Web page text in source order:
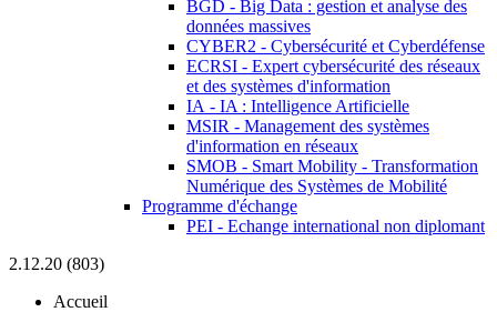
BGD - Big Data : gestion et analyse des
données massives
CYBER2 - Cybersécurité et Cyberdéfense
ECRSI - Expert cybersécurité des réseaux
et des systèmes d'information
IA - IA : Intelligence Artificielle
MSIR - Management des systèmes
d'information en réseaux
SMOB - Smart Mobility - Transformation
Numérique des Systèmes de Mobilité
Programme d'échange
PEI - Echange international non diplomant
2.12.20 (803)
Accueil